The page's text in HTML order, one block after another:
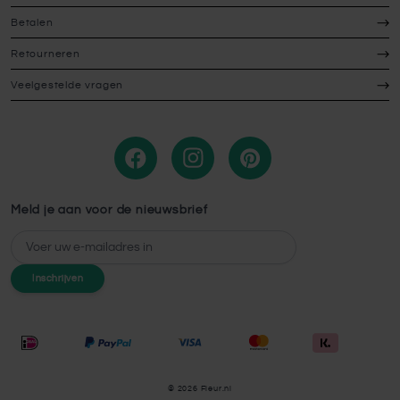
Betalen
Retourneren
Veelgestelde vragen
Meld je aan voor de nieuwsbrief
E-mailadres
Inschrijven
© 2026 Fleur.nl